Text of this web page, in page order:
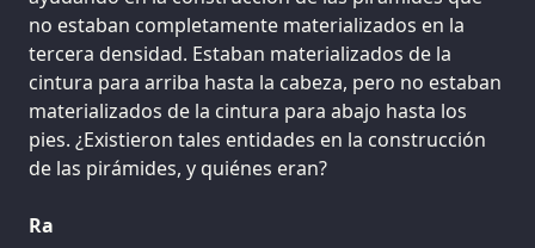
no estaban completamente materializados en la
tercera densidad. Estaban materializados de la
cintura para arriba hasta la cabeza, pero no estaban
materializados de la cintura para abajo hasta los
pies. ¿Existieron tales entidades en la construcción
de las pirámides, y quiénes eran?
Ra